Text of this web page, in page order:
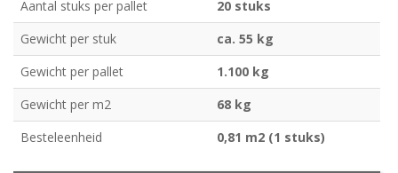
Aantal stuks per pallet
20 stuks
Gewicht per stuk
ca. 55 kg
Gewicht per pallet
1.100 kg
Gewicht per m2
68 kg
Besteleenheid
0,81 m2 (1 stuks)